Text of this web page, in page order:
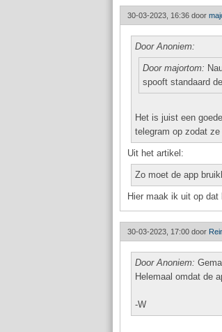
30-03-2023, 16:36 door
Door Anoniem:
Door majortom:
spooft standaard
Het is juist een
telegram op zodat
Uit het artikel:
Zo moet de app
Hier maak ik uit op
30-03-2023, 17:00 door
Door Anoniem:
Helemaal omdat de
-W